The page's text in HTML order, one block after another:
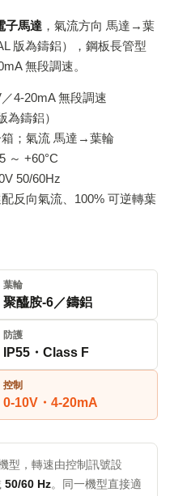
子馬達 ，氣流方向 馬達→葉
版為鑄鋁），鋼板長管型
無段調速。
4-20mA 無段調速
為鑄鋁）
箱；氣流 馬達→葉輪
～ +60°C
50/60Hz
反向氣流、100% 可逆轉葉
葉輪
聚醯胺-6／鑄鋁
防護
IP55・Class F
控制
0-10V・4-20mA
型，轉速由控制訊號設
50/60 Hz。同一機型直接適